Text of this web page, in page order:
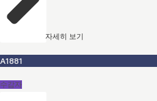
자세히 보기
A1881
수감자